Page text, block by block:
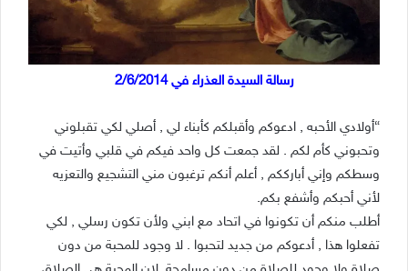
رسالة السيدة العذراء في 2/6/2014
“ﺃﻭﻻ‌ﺩﻱ ﺍﻷ‌ﺣﺒﻪ , ﺍﺩﻋﻮﻛﻢ ﻭﺃﻗﺒﻠﻜﻢ ﻛﺄﺑﻨﺎﺀ ﻟﻲ , ﺃﺻﻠﻲ ﻟﻜﻲ ﺗﻘﺒﻠﻮﻧﻲ
ﻭﺗﺤﺒﻮﻧﻲ ﻛﺄﻡ ﻟﻜﻢ . ﻟﻘﺪ ﺟﻤﻌﺖ ﻛﻞ ﻭﺍﺣﺪ ﻓﻴﻜﻢ ﻓﻲ ﻗﻠﺒﻲ ﻭﺃﺗﻴﺖ ﻓﻲ
ﻭﺳﻄﻜﻢ ﻭﺇﻧﻲ ﺃﺑﺎﺭﻛﻜﻢ , ﺃﻋﻠﻢ ﺃﻧﻜﻢ ﺗﺮﻏﺒﻮﻥ ﻣﻨﻲ ﺍﻟﺘﺸﺠﻴﻊ ﻭﺍﻟﺘﻌﺰﻳﻪ
ﻷ‌ﻧﻲ ﺃﺣﺒﻜﻢ ﻭﺃﺷﻔﻊ ﺑﻜﻢ.
ﺃﻃﻠﺐ ﻣﻨﻜﻢ ﺃﻥ ﺗﻜﻮﻧﻮﺍ ﻓﻲ ﺍﺗﺤﺎﺩ ﻣﻊ ﺍﺑﻨﻲ ﻭﻷ‌ﻥ ﺗﻜﻮﻥ ﺭﺳﻠﻲ , ﻟﻜﻲ
ﺗﻔﻌﻠﻮﺍ ﻫﺬﺍ , ﺃﺩﻋﻮﻛﻢ ﻣﻦ ﺟﺪﻳﺪ ﻟﺘﺤﺒﻮﺍ . ﻻ‌ ﻭﺟﻮﺩ ﻟﻠﻤﺤﺒﺔ ﻣﻦ ﺩﻭﻥ